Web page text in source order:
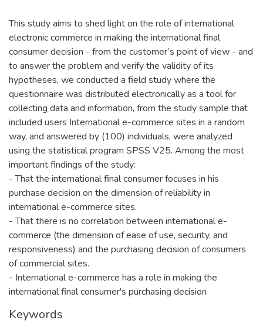
This study aims to shed light on the role of international
electronic commerce in making the international final
consumer decision - from the customer’s point of view - and
to answer the problem and verify the validity of its
hypotheses, we conducted a field study where the
questionnaire was distributed electronically as a tool for
collecting data and information, from the study sample that
included users International e-commerce sites in a random
way, and answered by (100) individuals, were analyzed
using the statistical program SPSS V25. Among the most
important findings of the study:
- That the international final consumer focuses in his
purchase decision on the dimension of reliability in
international e-commerce sites.
- That there is no correlation between international e-
commerce (the dimension of ease of use, security, and
responsiveness) and the purchasing decision of consumers
of commercial sites.
- International e-commerce has a role in making the
international final consumer's purchasing decision
Keywords